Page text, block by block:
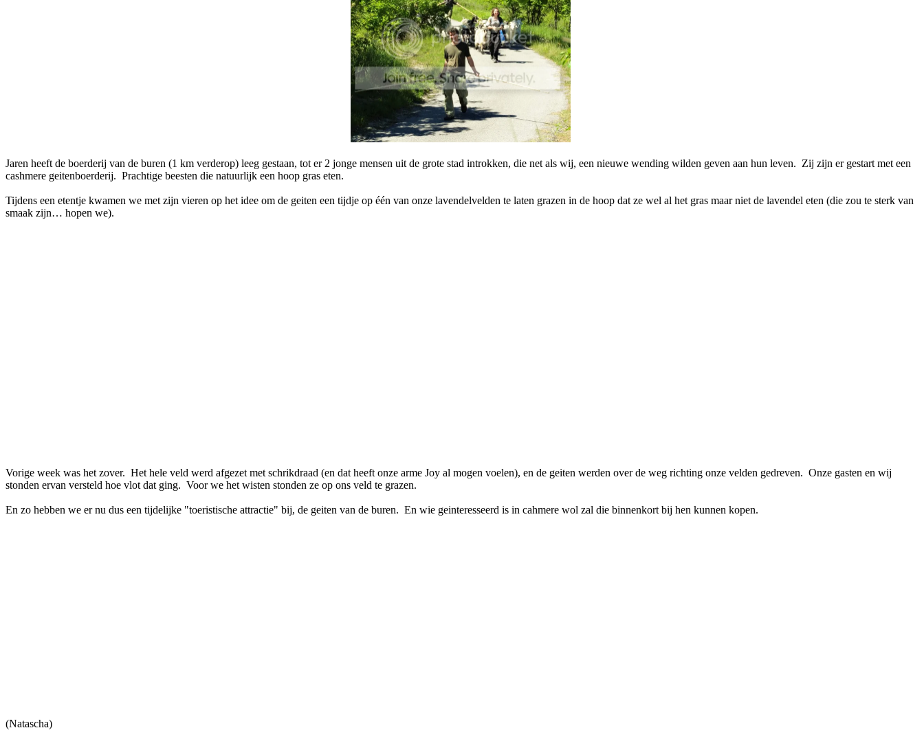
Jaren heeft de boerderij van de buren (1 km verderop) leeg gestaan, tot er 2 jonge mensen uit de grote stad introkken, die net als wij, een nieuwe wending wilden geven aan hun leven. Zij zijn er gestart met een
cashmere geitenboerderij. Prachtige beesten die natuurlijk een hoop gras eten.
Tijdens een etentje kwamen we met zijn vieren op het idee om de geiten een tijdje op één van onze lavendelvelden te laten grazen in de hoop dat ze wel al het gras maar niet de lavendel eten (die zou te sterk van
smaak zijn… hopen we).
Vorige week was het zover. Het hele veld werd afgezet met schrikdraad (en dat heeft onze arme Joy al mogen voelen), en de geiten werden over de weg richting onze velden gedreven. Onze gasten en wij
stonden ervan versteld hoe vlot dat ging. Voor we het wisten stonden ze op ons veld te grazen.
En zo hebben we er nu dus een tijdelijke "toeristische attractie" bij, de geiten van de buren. En wie geinteresseerd is in cahmere wol zal die binnenkort bij hen kunnen kopen.
(Natascha)